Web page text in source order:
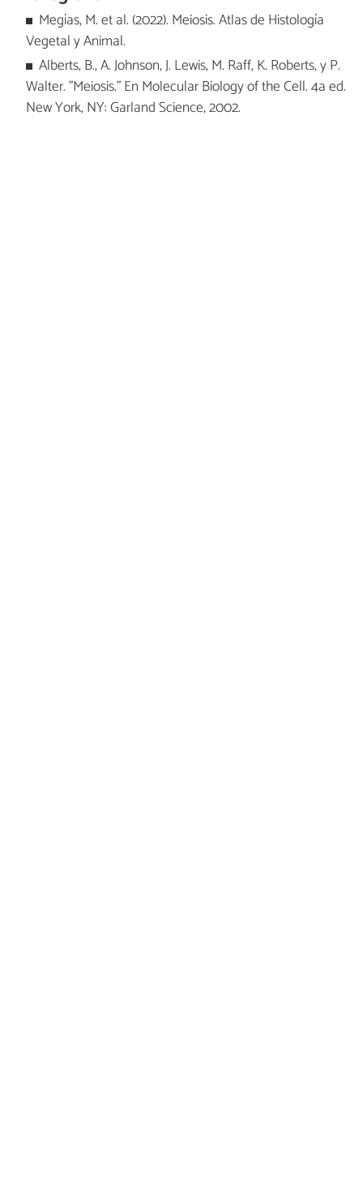
Megías, M. et al. (2022). Meiosis. Atlas de Histología
Vegetal y Animal.
Alberts, B., A. Johnson, J. Lewis, M. Raff, K. Roberts, y P.
Walter. "Meiosis." En Molecular Biology of the Cell. 4a ed.
New York, NY: Garland Science, 2002.